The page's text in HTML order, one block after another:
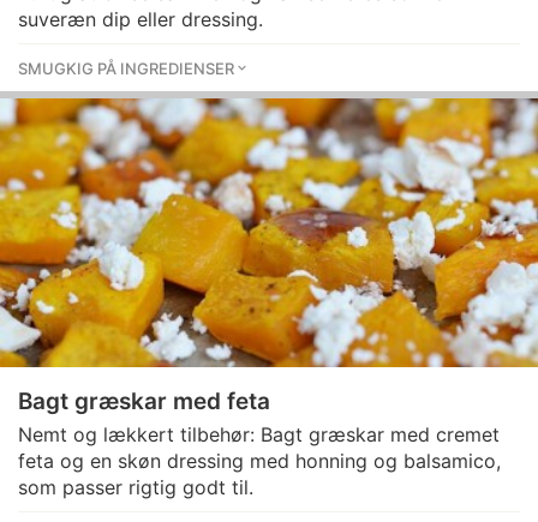
suveræn dip eller dressing.
SMUGKIG PÅ INGREDIENSER
Bagt græskar med feta
Nemt og lækkert tilbehør: Bagt græskar med cremet
feta og en skøn dressing med honning og balsamico,
som passer rigtig godt til.